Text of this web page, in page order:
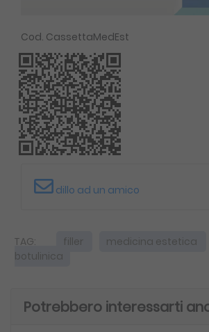
Cod. CassettaMedEst
dillo ad un amico
filler medicina estetica
botulinica
Potrebbero interessarti